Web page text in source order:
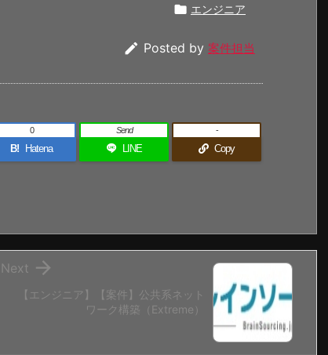
 エンジニア
 Posted by 案件担当
B! Hatena
0
LINE
Send
Copy
-
【エンジニア】【案件】公共系ネット
ワーク構築（Extreme）

Next